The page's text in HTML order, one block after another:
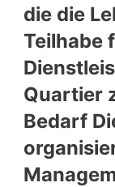
die die
Teilhabe
Quartier
Bedarf